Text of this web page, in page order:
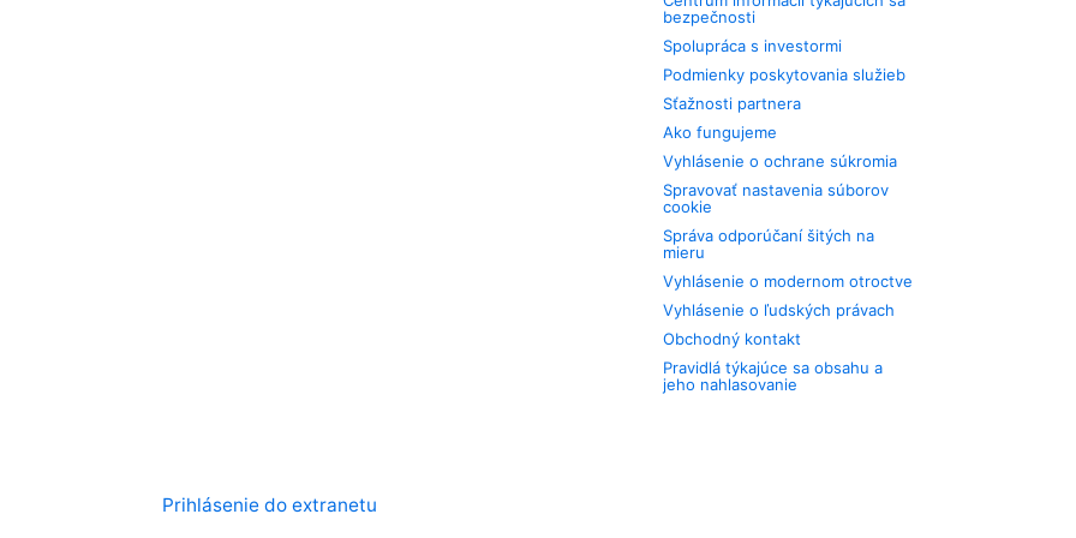
bezpečnosti
Spolupráca s investormi
Podmienky poskytovania služieb
Sťažnosti partnera
Ako fungujeme
Vyhlásenie o ochrane súkromia
Spravovať nastavenia súborov
cookie
Správa odporúčaní šitých na
mieru
Vyhlásenie o modernom otroctve
Vyhlásenie o ľudských právach
Obchodný kontakt
Pravidlá týkajúce sa obsahu a
jeho nahlasovanie
Prihlásenie do extranetu